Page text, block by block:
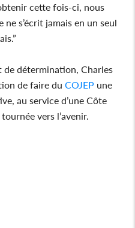
cette fois-ci, nous
ne s’écrit jamais en un seul
de détermination, Charles
de faire du COJEP une
au service d’une Côte
vers l’avenir.